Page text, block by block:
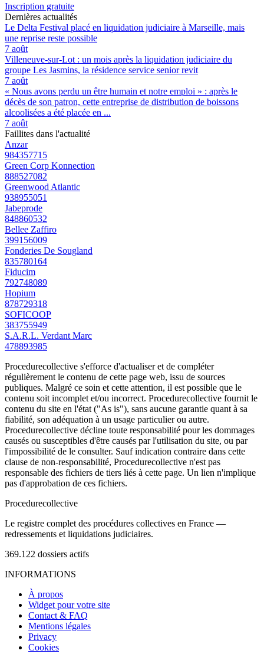
Inscription gratuite
Dernières actualités
Le Delta Festival placé en liquidation judiciaire à Marseille, mais
une reprise reste possible
7 août
Villeneuve-sur-Lot : un mois après la liquidation judiciaire du
groupe Les Jasmins, la résidence service senior revit
7 août
« Nous avons perdu un être humain et notre emploi » : après le
décès de son patron, cette entreprise de distribution de boissons
alcoolisées a été placée en ...
7 août
Faillites dans l'actualité
Anzar
984357715
Green Corp Konnection
888527082
Greenwood Atlantic
938955051
Jabeprode
848860532
Bellee Zaffiro
399156009
Fonderies De Sougland
835780164
Fiducim
792748089
Hopium
878729318
SOFICOOP
383755949
S.A.R.L. Verdant Marc
478893985
Procedurecollective s'efforce d'actualiser et de compléter
régulièrement le contenu de cette page web, issu de sources
publiques. Malgré ce soin et cette attention, il est possible que le
contenu soit incomplet et/ou incorrect. Procedurecollective fournit le
contenu du site en l'état ("As is"), sans aucune garantie quant à sa
fiabilité, son adéquation à un usage particulier ou autre.
Procedurecollective décline toute responsabilité pour les dommages
causés ou susceptibles d'être causés par l'utilisation du site, ou par
l'impossibilité de le consulter. Sauf indication contraire dans cette
clause de non-responsabilité, Procedurecollective n'est pas
responsable des fichiers de tiers liés à cette page. Un lien n'implique
pas d'approbation de ces fichiers.
Procedurecollective
Le registre complet des procédures collectives en France —
redressements et liquidations judiciaires.
369.122 dossiers actifs
INFORMATIONS
À propos
Widget pour votre site
Contact & FAQ
Mentions légales
Privacy
Cookies